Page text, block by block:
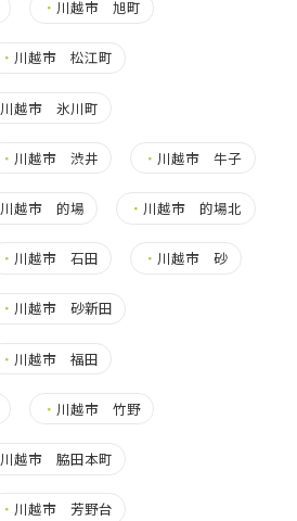
・ 川越市 旭町
・ 川越市 松江町
川越市 氷川町
・ 川越市 渋井 ・ 川越市 牛子
川越市 的場 ・ 川越市 的場北
・ 川越市 石田 ・ 川越市 砂
・ 川越市 砂新田
・ 川越市 福田
・ 川越市 竹野
川越市 脇田本町
・ 川越市 芳野台